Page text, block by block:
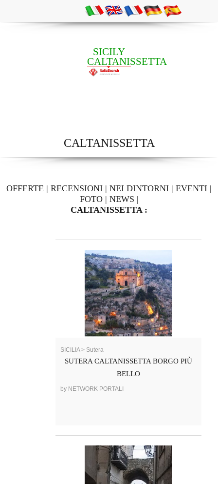
SICILY
CALTANISSETTA
CALTANISSETTA
OFFERTE | RECENSIONI | NEI DINTORNI | EVENTI |
FOTO| NEWS |
CALTANISSETTA :
SICILIA > Sutera
SUTERA CALTANISSETTA BORGO PIÙ
BELLO
by NETWORK PORTALI